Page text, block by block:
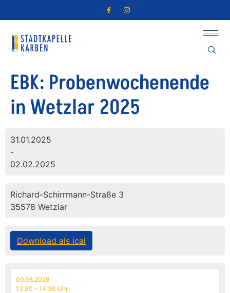
EBK: Probenwochenende
in Wetzlar 2025
31.01.2025
-
02.02.2025
Richard-Schirrmann-Straße 3
35578 Wetzlar
Download als ical
09.08.2026
13:30 - 14:30 Uhr